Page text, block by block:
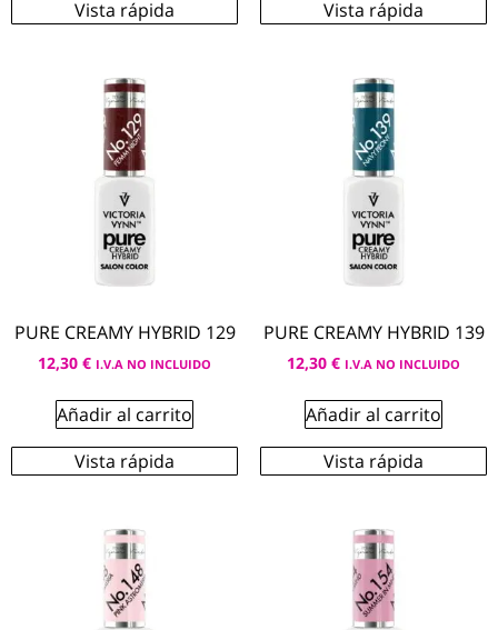
Vista rápida
Vista rápida
PURE CREAMY HYBRID 129
12,30 € I.V.A NO INCLUIDO
Añadir al carrito
Vista rápida
PURE CREAMY HYBRID 139
12,30 € I.V.A NO INCLUIDO
Añadir al carrito
Vista rápida